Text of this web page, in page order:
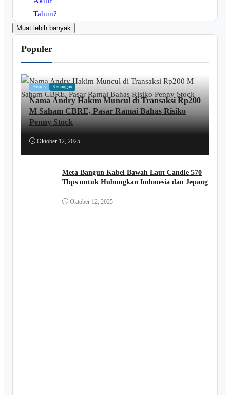
Muat lebih banyak
Populer
Bisnis Keuangan
Nama Andry Hakim Muncul di Transaksi Rp200
M Saham CBRE, Pasar Ramai Bahas Risiko
Penny Stock
Oktober 12, 2025
Meta Bangun Kabel Bawah Laut Candle 570
Tbps untuk Hubungkan Indonesia dan Jepang
Oktober 12, 2025